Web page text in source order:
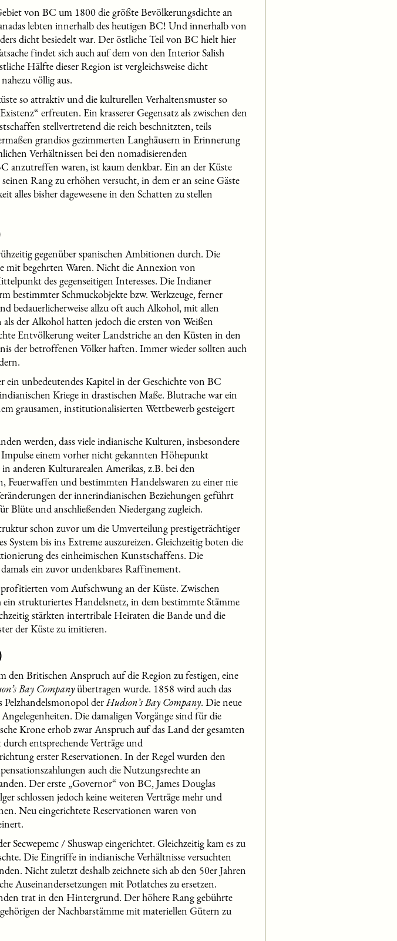
von BC um 1800 die größte Bevölkerungsdichte an
lebten innerhalb des heutigen BC! Und innerhalb von
dicht besiedelt war. Der östliche Teil von BC hielt hier
findet sich auch auf dem von den Interior Salish
Hälfte dieser Region ist vergleichsweise dicht
völlig aus.
so attraktiv und die kulturellen Verhaltensmuster so
erfreuten. Ein krasserer Gegensatz als zwischen den
stellvertretend die reich beschnitzten, teils
grandios gezimmerten Langhäusern in Erinnerung
Verhältnissen bei den nomadisierenden
anzutreffen waren, ist kaum denkbar. Ein an der Küste
Rang zu erhöhen versucht, in dem er an seine Gäste
alles bisher dagewesene in den Schatten zu stellen
gegenüber spanischen Ambitionen durch. Die
mit begehrten Waren. Nicht die Annexion von
des gegenseitigen Interesses. Die Indianer
bestimmter Schmuckobjekte bzw. Werkzeuge, ferner
bedauerlicherweise allzu oft auch Alkohol, mit allen
der Alkohol hatten jedoch die ersten von Weißen
Entvölkerung weiter Landstriche an den Küsten in den
der betroffenen Völker haften. Immer wieder sollten auch
ein unbedeutendes Kapitel in der Geschichte von BC
Kriege in drastischen Maße. Blutrache war ein
grausamen, institutionalisierten Wettbewerb gesteigert
werden, dass viele indianische Kulturen, insbesondere
einem vorher nicht gekannten Höhepunkt
anderen Kulturarealen Amerikas, z.B. bei den
Feuerwaffen und bestimmten Handelswaren zu einer nie
der innerindianischen Beziehungen geführt
und anschließenden Niedergang zugleich.
schon zuvor um die Umverteilung prestigeträchtiger
bis ins Extreme auszureizen. Gleichzeitig boten die
des einheimischen Kunstschaffens. Die
ein zuvor undenkbares Raffinement.
vom Aufschwung an der Küste. Zwischen
strukturiertes Handelsnetz, in dem bestimmte Stämme
stärkten intertribale Heiraten die Bande und die
der Küste zu imitieren.
den Britischen Anspruch auf die Region zu festigen, eine
Bay Companyübertragen wurde. 1858 wird auch das
Pelzhandelsmonopol derHudson’s Bay Company. Die neue
Die damaligen Vorgänge sind für die
Krone erhob zwar Anspruch auf das Land der gesamten
entsprechende Verträge und
erster Reservationen. In der Regel wurden den
auch die Nutzungsrechte an
Der erste „Governor“ von BC, James Douglas
schlossen jedoch keine weiteren Verträge mehr und
Neu eingerichtete Reservationen waren von
Secwepemc / Shuswap eingerichtet. Gleichzeitig kam es zu
Die Eingriffe in indianische Verhältnisse versuchten
Nicht zuletzt deshalb zeichnete sich ab den 50er Jahren
Auseinandersetzungen mit Potlatches zu ersetzen.
trat in den Hintergrund. Der höhere Rang gebührte
der Nachbarstämme mit materiellen Gütern zu